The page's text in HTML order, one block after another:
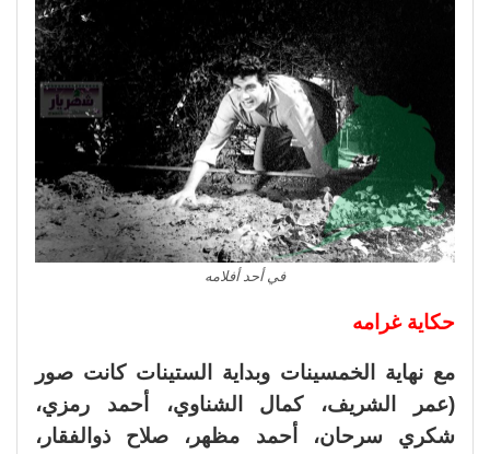
في أحد أفلامه
حكاية غرامه
مع نهاية الخمسينات وبداية الستينات كانت صور
(عمر الشريف، كمال الشناوي، أحمد رمزي،
شكري سرحان، أحمد مظهر، صلاح ذوالفقار،